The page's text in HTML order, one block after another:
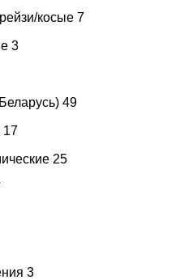
косые 7
3
49
17
25
3